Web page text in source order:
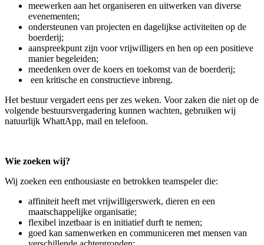
meewerken aan het organiseren en uitwerken van diverse
evenementen;
ondersteunen van projecten en dagelijkse activiteiten op de
boerderij;
aanspreekpunt zijn voor vrijwilligers en hen op een positieve
manier begeleiden;
meedenken over de koers en toekomst van de boerderij;
een kritische en constructieve inbreng.
Het bestuur vergadert eens per zes weken. Voor zaken die niet op de
volgende bestuursvergadering kunnen wachten, gebruiken wij
natuurlijk WhattApp, mail en telefoon.
Wie zoeken wij?
Wij zoeken een enthousiaste en betrokken teamspeler die:
affiniteit heeft met vrijwilligerswerk, dieren en een
maatschappelijke organisatie;
flexibel inzetbaar is en initiatief durft te nemen;
goed kan samenwerken en communiceren met mensen van